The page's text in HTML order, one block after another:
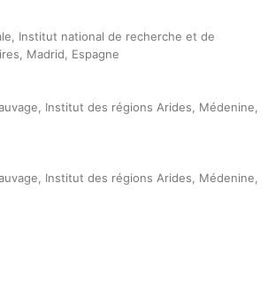
Institut national de recherche et de
Madrid, Espagne
Institut des régions Arides, Médenine,
Institut des régions Arides, Médenine,